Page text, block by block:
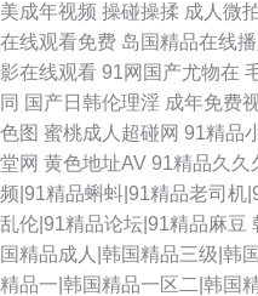
美成年视频 操碰操揉 成人微
在线观看免费 岛国精品在线
影在线观看 91网国产尤物在
同 国产日韩伦理淫 成年免费
色图 蜜桃成人超碰网 91精品
堂网 黄色地址AV 91精品久久
频|91精品蝌蚪|91精品老司机
乱伦|91精品论坛|91精品麻豆
国精品成人|韩国精品三级|韩
精品一|韩国精品一区二|韩国